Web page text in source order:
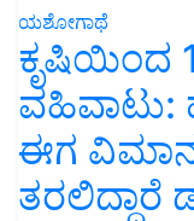
ಯಶೋಗಾಥೆ
ಕೃಷಿಯಿಂದ
ವಹಿವಾಟು:
ಈಗ
ತರಲಿದ್ದಾರೆ